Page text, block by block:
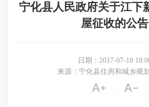
宁化县人民政府关于江下
屋征收的公告
日期：2017-07-18
来源：宁化县住房和城乡规
 